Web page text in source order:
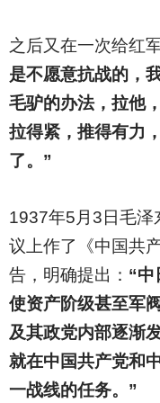
之后又在一次给红
是不愿意抗战的，
毛驴的办法，拉他
拉得紧，推得有力
了。”
1937年5月3日毛泽
议上作了《中国共
告，明确提出： “中
使资产阶级甚至军
及其政党内部逐渐
就在中国共产党和
一战线的任务。”